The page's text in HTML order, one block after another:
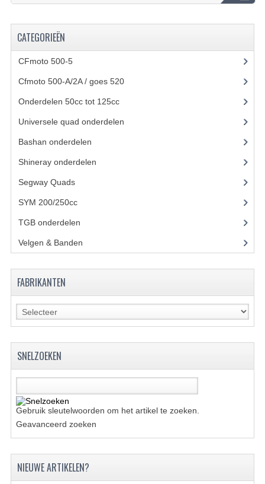
10 INCH VELGEN
7 INCH VELGEN
8 INCH VELGEN
CATEGORIEËN
CFmoto 500-5(5)
Cfmoto 500-A/2A / goes 520(347)
Onderdelen 50cc tot 125cc(49)
Universele quad onderdelen
Bashan onderdelen
Shineray onderdelen
Segway Quads(6)
SYM 200/250cc(15)
TGB onderdelen
Velgen & Banden
FABRIKANTEN
SNELZOEKEN
Gebruik sleutelwoorden om het artikel te zoeken.
Geavanceerd zoeken
NIEUWE ARTIKELEN?